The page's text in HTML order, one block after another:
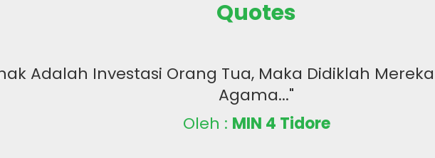
Quotes
Adalah Investasi Orang Tua, Maka Didiklah
Agama..."
Oleh : MIN 4 Tidore